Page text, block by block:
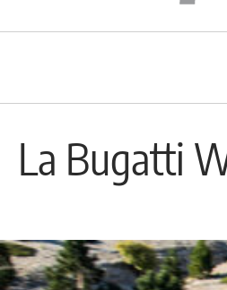
La Bugatti